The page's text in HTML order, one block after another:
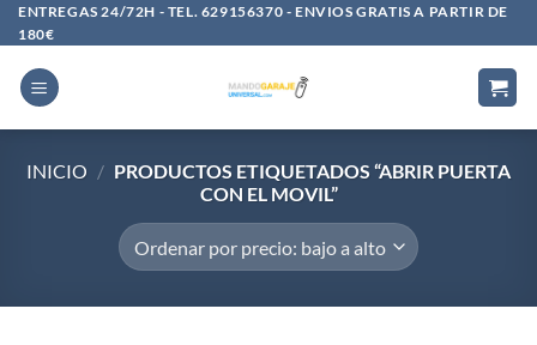
Saltar
al
contenido
ENTREGAS 24/72H - TEL. 629156370 - ENVIOS GRATIS A PARTIR DE
180€
INICIO / PRODUCTOS ETIQUETADOS “ABRIR PUERTA
CON EL MOVIL”